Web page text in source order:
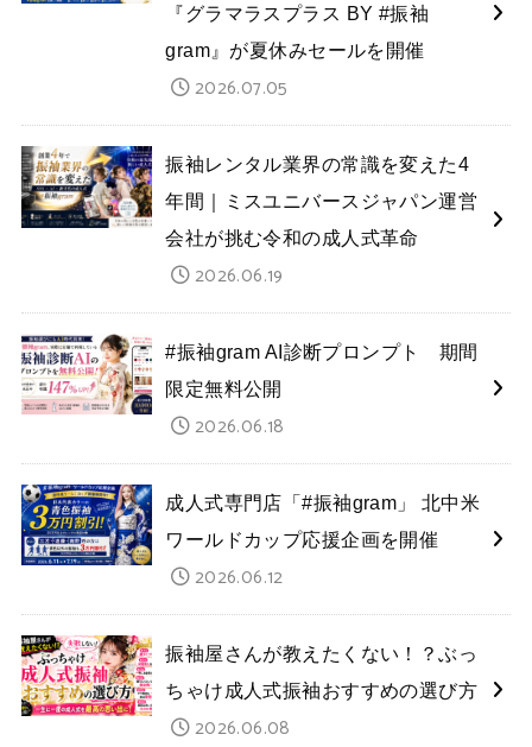
『グラマラスプラス BY #振袖
gram』が夏休みセールを開催
2026.07.05
振袖レンタル業界の常識を変えた4
年間｜ミスユニバースジャパン運営
会社が挑む令和の成人式革命
2026.06.19
#振袖gram AI診断プロンプト 期間
限定無料公開
2026.06.18
成人式専門店「#振袖gram」 北中米
ワールドカップ応援企画を開催
2026.06.12
振袖屋さんが教えたくない！？ぶっ
ちゃけ成人式振袖おすすめの選び方
2026.06.08